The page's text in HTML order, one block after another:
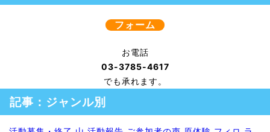
フォーム
お電話
03-3785-4617
でも承れます。
記事：ジャンル別